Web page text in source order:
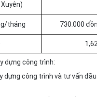
tháng 730.000
1,62
dựng công trình:
dựng công trình và tư vấn